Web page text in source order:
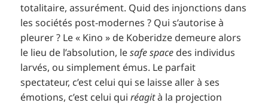
totalitaire, assurément. Quid des injonctions dans
les sociétés post-modernes ? Qui s’autorise à
pleurer ? Le « Kino » de Koberidze demeure alors
le lieu de l’absolution, lesafe space des individus
larvés, ou simplement émus. Le parfait
spectateur, c’est celui qui se laisse aller à ses
émotions, c’est celui quiréagità la projection